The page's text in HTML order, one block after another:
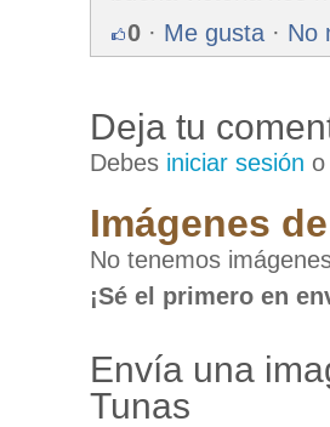
0 · Me gusta · No
Deja tu
Debes iniciar sesión
Imágenes
No tenemos
¡Sé el primero en
Envía una
Tunas